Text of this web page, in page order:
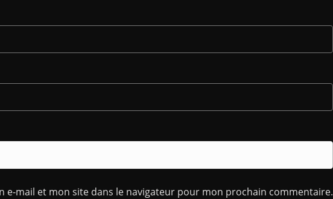
e-mail et mon site dans le navigateur pour mon prochain commentaire.